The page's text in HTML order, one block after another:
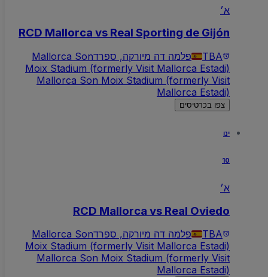
א׳
RCD Mallorca vs Real Sporting de Gijón
TBA פלמה דה מיורקה, ספרדMallorca Son
Moix Stadium (formerly Visit Mallorca Estadi)
Mallorca Son Moix Stadium (formerly Visit
Mallorca Estadi)
צפו בכרטיסים
א׳
RCD Mallorca vs Real Oviedo
TBA פלמה דה מיורקה, ספרדMallorca Son
Moix Stadium (formerly Visit Mallorca Estadi)
Mallorca Son Moix Stadium (formerly Visit
Mallorca Estadi)